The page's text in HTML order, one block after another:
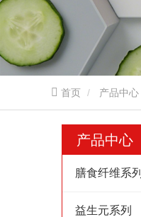
首页 产品中心
产品中心
膳食纤维系列
益生元系列